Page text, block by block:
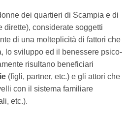
dei quartieri di Scampia e di
dirette), considerate soggetti
di una molteplicità di fattori che
lo sviluppo ed il benessere psico-
risultano beneficiari
(figli, partner, etc.) e gli attori che
con il sistema familiare
etc.).